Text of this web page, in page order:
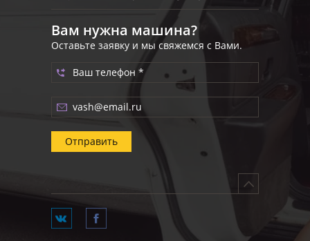
Вам нужна машина?
Оставьте заявку и мы свяжемся с Вами.
Отправить